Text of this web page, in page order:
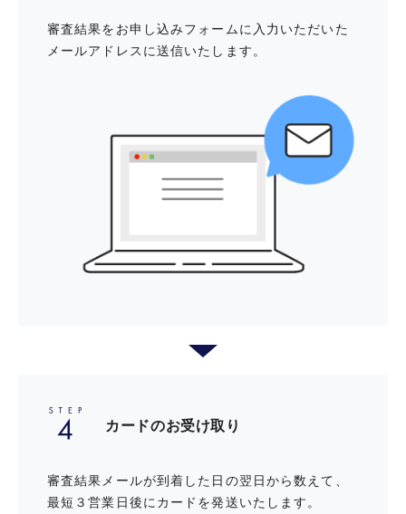
金融にまつわるさまざまなお悩み
を、何度でも無料でご相談いただけ
案を行わずお応えするセカンドオピ
ニオンサービス
き、最適な保障や資産形成の解決策
オルタナティブ投資をはじめるなら
審査結果をお申し込みフォームに入力いただいた
メールアドレスに送信いたします。
カードのお受け取り
審査結果メールが到着した日の翌日から数えて、
最短３営業日後にカードを発送いたします。